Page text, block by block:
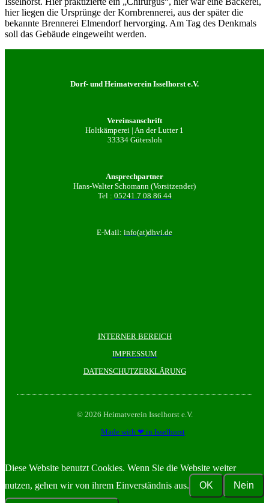
hier liegen die Ursprünge der Kornbrennerei, aus der später die
bekannte Brennerei Elmendorf hervorging. Am Tag des Denkmals
soll das Gebäude eingeweiht werden.
Dorf- und Heimatverein Isselhorst e.V.
Vereinsanschrift
Holtkämperei | An der Lutter 1
33334 Gütersloh
Ansprechpartner
Hans-Walter Schomann (Vorsitzender)
Tel : 05241.7 08 86 44
E-Mail: info(at)dhvi.de
INTERNER BEREICH
IMPRESSUM
DATENSCHUTZERKLÄRUNG
© 2026 Heimatverein Isselhorst e.V.
Made with ❤ in Isselhorst
Diese Website benutzt Cookies. Wenn Sie die Website weiter
nutzen, gehen wir von ihrem Einverständnis aus.
OK Nein